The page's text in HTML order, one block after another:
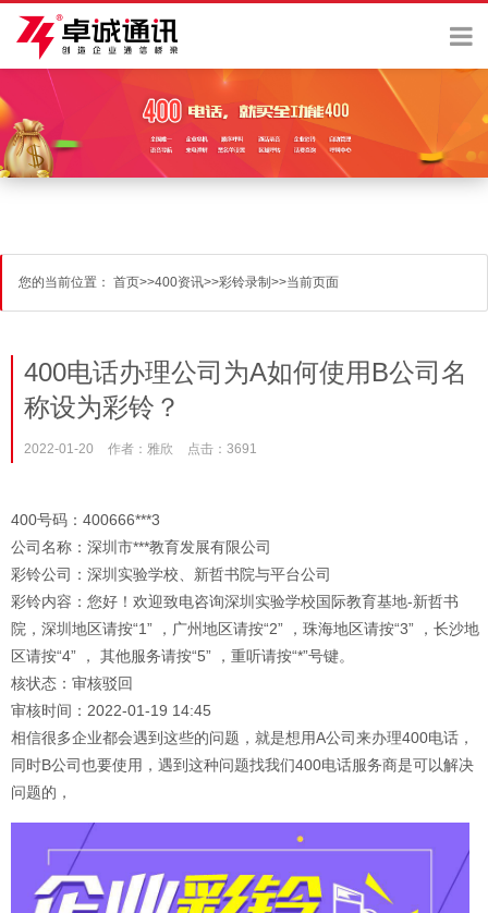
您的当前位置： 首页>>400资讯>>彩铃录制 >>当前页面
400电话办理公司为A如何使用B公司名
称设为彩铃？
2022-01-20 作者：雅欣 点击：3691
400号码：400666***3
公司名称：深圳市***教育发展有限公司
彩铃公司：深圳实验学校、新哲书院与平台公司
彩铃内容：您好！欢迎致电咨询深圳实验学校国际教育基地-新哲书
院，深圳地区请按“1” ，广州地区请按“2” ，珠海地区请按“3” ，长沙地
区请按“4” ， 其他服务请按“5” ，重听请按“*”号键。
核状态：审核驳回
审核时间：2022-01-19 14:45
相信很多企业都会遇到这些的问题，就是想用A公司来办理400电话，
同时B公司也要使用，遇到这种问题找我们400电话服务商是可以解决
问题的，